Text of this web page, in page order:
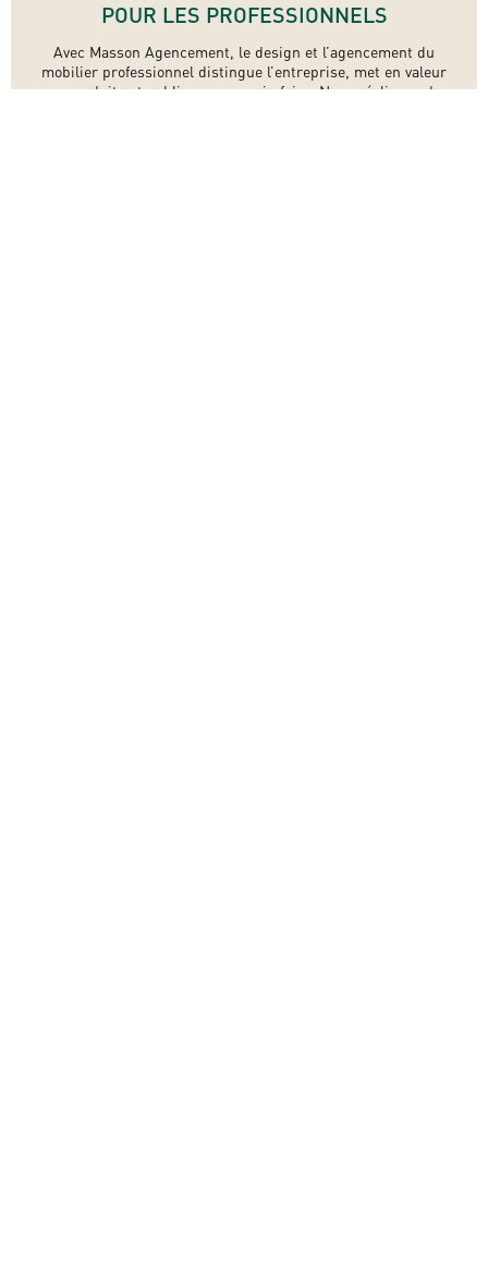
POUR LES PROFESSIONNELS
Avec Masson Agencement, le design et l’agencement du
mobilier professionnel distingue l’entreprise, met en valeur
ses produits et sublime ses savoir-faire. Nous réalisons des